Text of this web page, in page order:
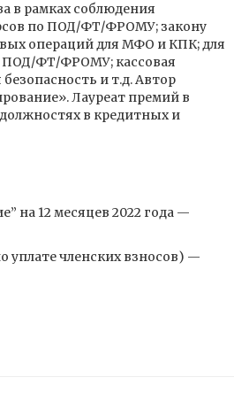
в рамках соблюдения
по ПОД/ФТ/ФРОМУ; закону
операций для МФО и КПК; для
ПОД/ФТ/ФРОМУ; кассовая
и т.д. Автор
Лауреат премий в
в кредитных и
на 12 месяцев 2022 года —
уплате членских взносов) —